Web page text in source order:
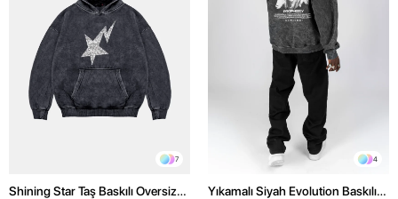
7
Shining Star Taş Baskılı Oversize
4
Yıkamalı Siyah Evolution Baskılı